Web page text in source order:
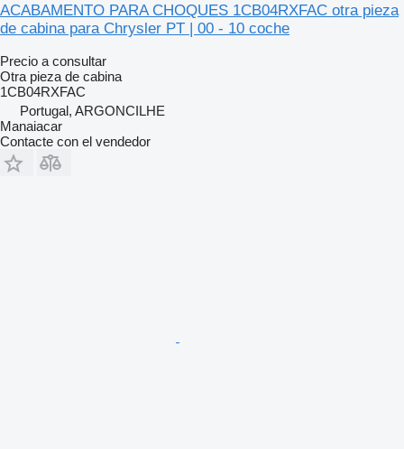
ACABAMENTO PARA CHOQUES 1CB04RXFAC otra pieza
de cabina para Chrysler PT | 00 - 10 coche
Precio a consultar
Otra pieza de cabina
1CB04RXFAC
Portugal, ARGONCILHE
Manaiacar
Contacte con el vendedor